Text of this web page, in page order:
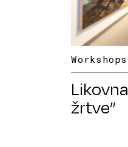
Workshops
žrtve”